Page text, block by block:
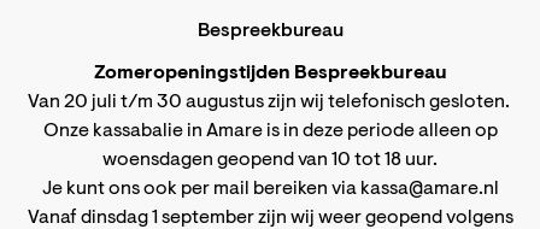
Bespreekbureau
Zomeropeningstijden Bespreekbureau
Van 20 juli t/m 30 augustus zijn wij telefonisch gesloten.
Onze kassabalie in Amare is in deze periode alleen op
woensdagen geopend van 10 tot 18 uur.
Je kunt ons ook per mail bereiken via kassa@amare.nl
Vanaf dinsdag 1 september zijn wij weer geopend volgens